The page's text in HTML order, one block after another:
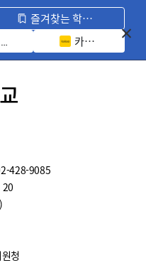
즐겨찾는 학교 모아보기
사 카카오톡 공유
428-9085
20
청